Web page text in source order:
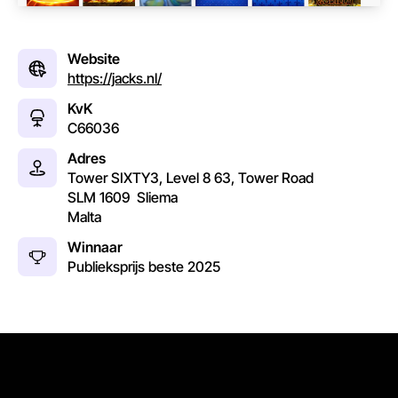
Website
https://jacks.nl/
KvK
C66036
Adres
Tower SIXTY3, Level 8 63, Tower Road
SLM 1609 Sliema
Malta
Winnaar
Publieksprijs beste 2025